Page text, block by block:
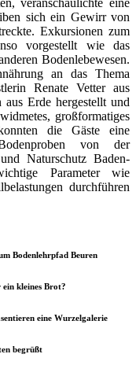
sich ein Gewirr von
Exkursionen zum
vorgestellt wie das
Bodenlebewesen.
an das Thema
Renate Vetter aus
aus Erde hergestellt und
großformatiges
die Gäste eine
von der
Naturschutz Baden-
Parameter wie
durchführen
Bodenlehrpfad Beuren
kleines Brot?
eine Wurzelgalerie
begrüßt